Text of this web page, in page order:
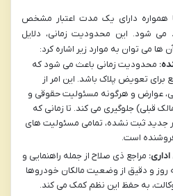
همواره دارای یک مدت اعتبار مشخص
شود. این محدودیت زمانی، دلایل
ها می توان به موارد زیر اشاره کرد:
محدودیت زمانی باعث می شود که
برای تعویض پلاک باشد. این امر از
عوارض و هرگونه مسئولیت حقوقی و
قبلی) جلوگیری می کند. تا زمانی که
جدید ثبت نشده، تمامی مسئولیت های
است.
مراجع ذی صلاح از جمله راهنمایی و
به روز و دقیق از وضعیت مالکان خودروها
به حفظ این نظم کمک می کند.